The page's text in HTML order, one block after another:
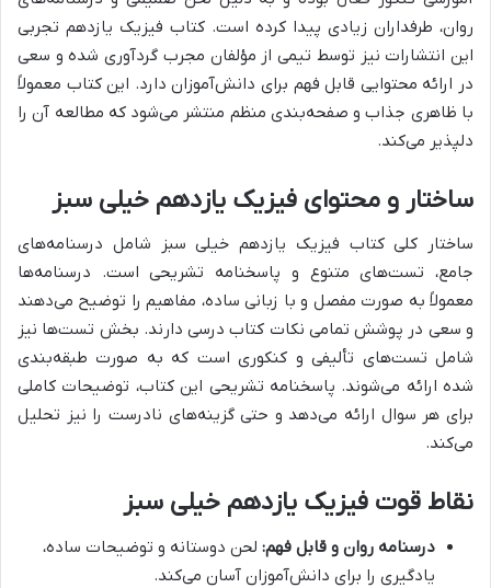
روان، طرفداران زیادی پیدا کرده است. کتاب فیزیک یازدهم تجربی
این انتشارات نیز توسط تیمی از مؤلفان مجرب گردآوری شده و سعی
در ارائه محتوایی قابل فهم برای دانش‌آموزان دارد. این کتاب معمولاً
با ظاهری جذاب و صفحه‌بندی منظم منتشر می‌شود که مطالعه آن را
دلپذیر می‌کند.
ساختار و محتوای فیزیک یازدهم خیلی سبز
ساختار کلی کتاب فیزیک یازدهم خیلی سبز شامل درسنامه‌های
جامع، تست‌های متنوع و پاسخنامه تشریحی است. درسنامه‌ها
معمولاً به صورت مفصل و با زبانی ساده، مفاهیم را توضیح می‌دهند
و سعی در پوشش تمامی نکات کتاب درسی دارند. بخش تست‌ها نیز
شامل تست‌های تألیفی و کنکوری است که به صورت طبقه‌بندی
شده ارائه می‌شوند. پاسخنامه تشریحی این کتاب، توضیحات کاملی
برای هر سوال ارائه می‌دهد و حتی گزینه‌های نادرست را نیز تحلیل
می‌کند.
نقاط قوت فیزیک یازدهم خیلی سبز
درسنامه روان و قابل فهم: لحن دوستانه و توضیحات ساده،
یادگیری را برای دانش‌آموزان آسان می‌کند.